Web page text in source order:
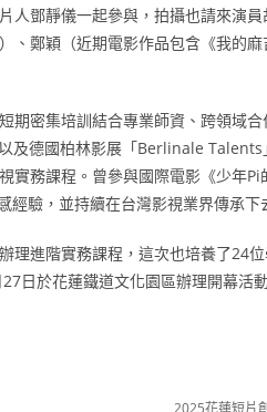
鄧靜儀一起參與，拍攝也請來演
鄭穎（近期電影作品包含《我的
密集培訓結合專業師資、跨領域
及德國柏林影展「Berlinale
務課程。曾參與國際電影《少年
驗，並持續在台灣影視業界傳承下
進階實務課程，這次也培養了24
日於花蓮鐵道文化園區辦理開幕活
2025花蓮短片